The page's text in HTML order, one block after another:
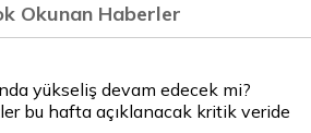
Okunan Haberler
yükseliş devam edecek mi?
bu hafta açıklanacak kritik veride